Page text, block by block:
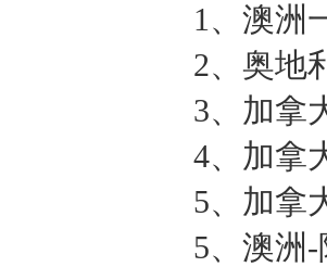
1、澳洲一
2、奥地利
3、加拿大
4、加拿大
5、加拿大
5、澳洲-